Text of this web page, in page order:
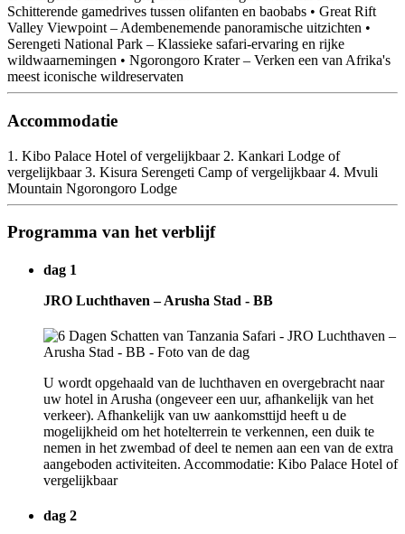
Schitterende gamedrives tussen olifanten en baobabs • Great Rift
Valley Viewpoint – Adembenemende panoramische uitzichten •
Serengeti National Park – Klassieke safari-ervaring en rijke
wildwaarnemingen • Ngorongoro Krater – Verken een van Afrika's
meest iconische wildreservaten
Accommodatie
1. Kibo Palace Hotel of vergelijkbaar 2. Kankari Lodge of
vergelijkbaar 3. Kisura Serengeti Camp of vergelijkbaar 4. Mvuli
Mountain Ngorongoro Lodge
Programma van het verblijf
dag 1
JRO Luchthaven – Arusha Stad - BB
U wordt opgehaald van de luchthaven en overgebracht naar
uw hotel in Arusha (ongeveer een uur, afhankelijk van het
verkeer). Afhankelijk van uw aankomsttijd heeft u de
mogelijkheid om het hotelterrein te verkennen, een duik te
nemen in het zwembad of deel te nemen aan een van de extra
aangeboden activiteiten. Accommodatie: Kibo Palace Hotel of
vergelijkbaar
dag 2